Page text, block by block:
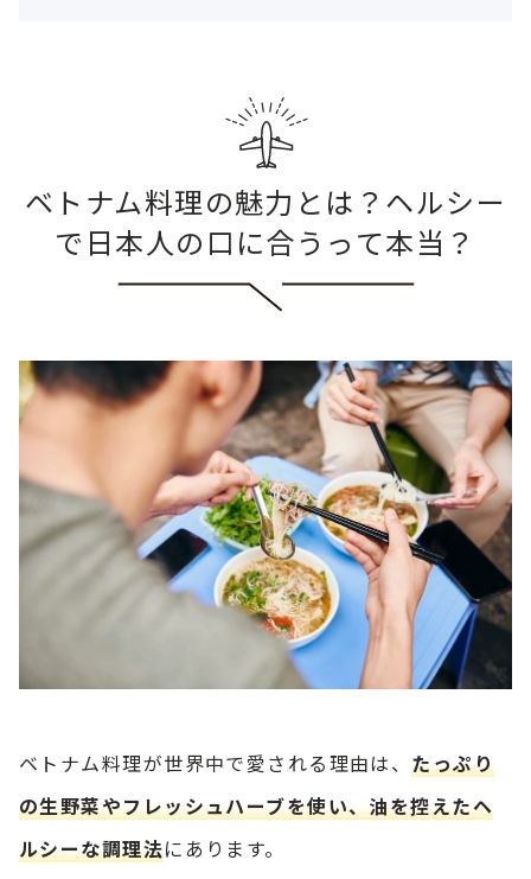
ベトナム料理の魅力とは？ヘルシー
で日本人の口に合うって本当？
ベトナム料理が世界中で愛される理由は、たっぷり
の生野菜やフレッシュハーブを使い、油を控えたヘ
ルシーな調理法にあります。